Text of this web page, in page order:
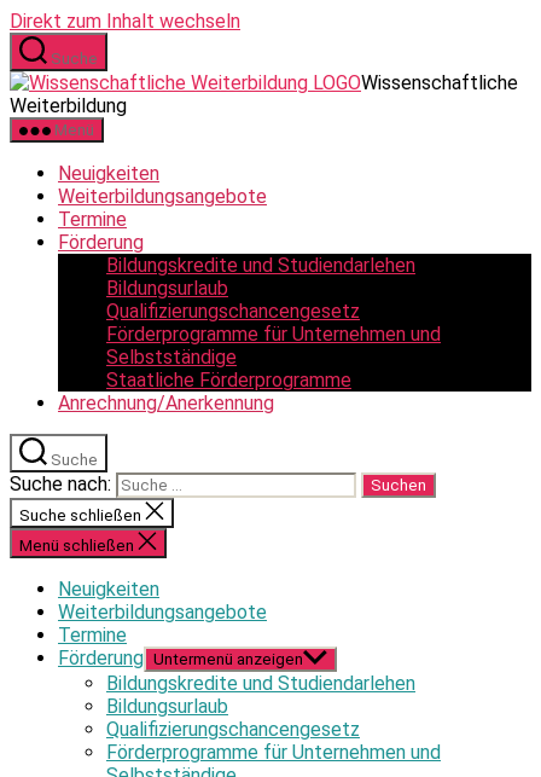
Direkt zum Inhalt wechseln
Suche
Wissenschaftliche
Weiterbildung
Menü
Neuigkeiten
Weiterbildungsangebote
Termine
Förderung
Bildungskredite und Studiendarlehen
Bildungsurlaub
Qualifizierungschancengesetz
Förderprogramme für Unternehmen und
Selbstständige
Staatliche Förderprogramme
Anrechnung/Anerkennung
Suche
Suche nach:
Suche schließen
Menü schließen
Neuigkeiten
Weiterbildungsangebote
Termine
Förderung Untermenü anzeigen
Bildungskredite und Studiendarlehen
Bildungsurlaub
Qualifizierungschancengesetz
Förderprogramme für Unternehmen und